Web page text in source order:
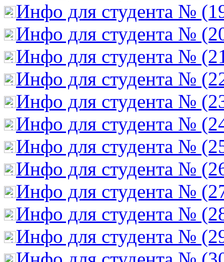
Инфо для студента №
Инфо для студента №
Инфо для студента №
Инфо для студента №
Инфо для студента №
Инфо для студента №
Инфо для студента №
Инфо для студента №
Инфо для студента №
Инфо для студента №
Инфо для студента №